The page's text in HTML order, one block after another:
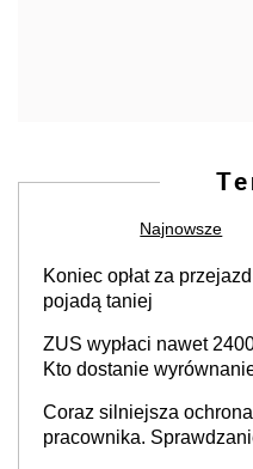
Najnowsze
Koniec opłat za
pojadą taniej
ZUS wypłaci nawet
Kto dostanie
Coraz silniejsza
pracownika.